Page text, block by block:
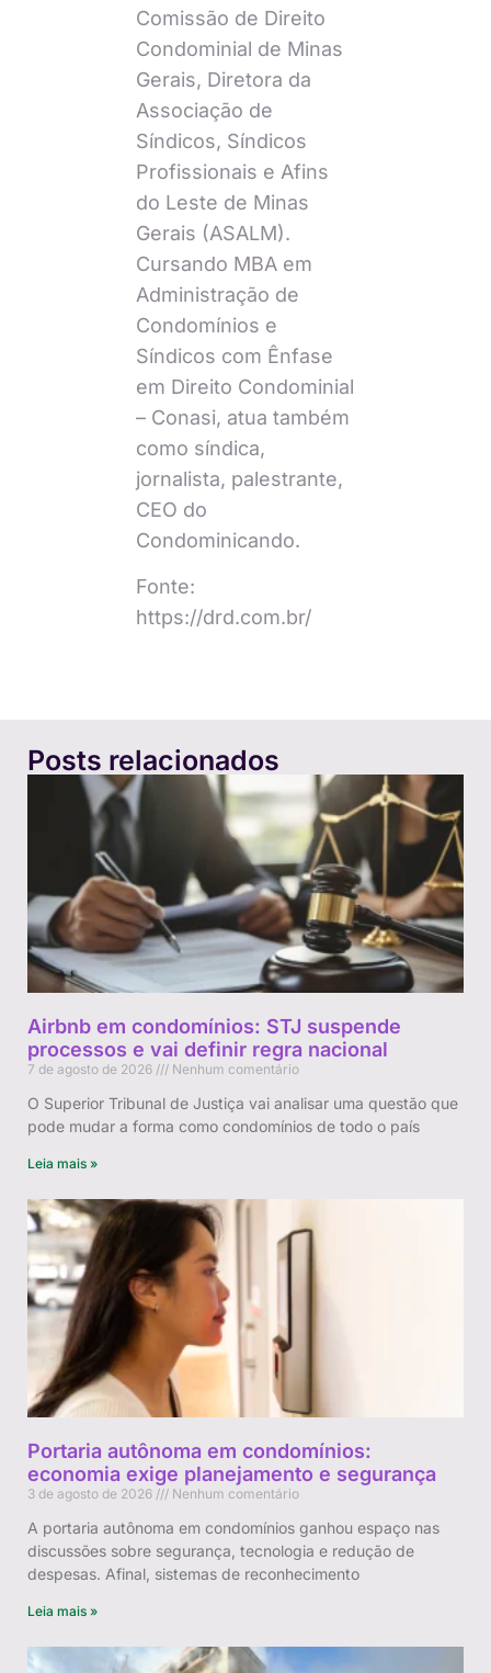
Comissão de Direito
Condominial de Minas
Gerais, Diretora da
Associação de
Síndicos, Síndicos
Profissionais e Afins
do Leste de Minas
Gerais (ASALM).
Cursando MBA em
Administração de
Condomínios e
Síndicos com Ênfase
em Direito Condominial
– Conasi, atua também
como síndica,
jornalista, palestrante,
CEO do
Condominicando.
Fonte:
https://drd.com.br/
Posts relacionados
Airbnb em condomínios: STJ suspende
processos e vai definir regra nacional
7 de agosto de 2026 Nenhum comentário
O Superior Tribunal de Justiça vai analisar uma questão que
pode mudar a forma como condomínios de todo o país
Leia mais »
Portaria autônoma em condomínios:
economia exige planejamento e segurança
3 de agosto de 2026 Nenhum comentário
A portaria autônoma em condomínios ganhou espaço nas
discussões sobre segurança, tecnologia e redução de
despesas. Afinal, sistemas de reconhecimento
Leia mais »